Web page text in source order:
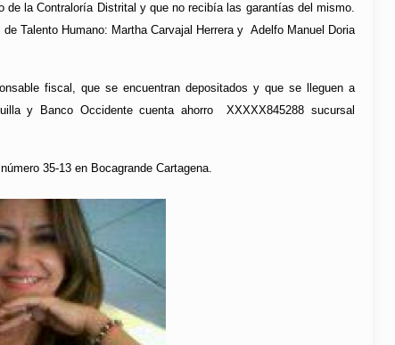
de la Contraloría Distrital y que no recibía las garantías del mismo.
Talento Humano: Martha Carvajal Herrera y Adelfo Manuel Doria
fiscal, que se encuentran depositados y que se lleguen a
y Banco Occidente cuenta ahorro XXXXX845288 sucursal
35-13 en Bocagrande Cartagena.